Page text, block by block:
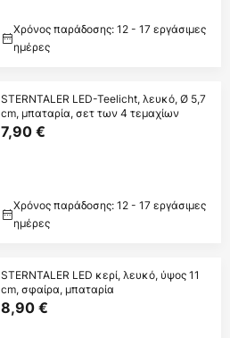
Χρόνος παράδοσης: 12 - 17 εργάσιμες
ημέρες
STERNTALER LED-Teelicht, λευκό, Ø 5,7
cm, μπαταρία, σετ των 4 τεμαχίων
7,90 €
Χρόνος παράδοσης: 12 - 17 εργάσιμες
ημέρες
STERNTALER LED κερί, λευκό, ύψος 11
cm, σφαίρα, μπαταρία
8,90 €